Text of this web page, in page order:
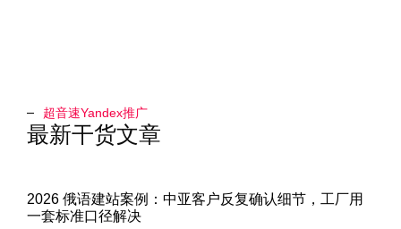
超音速Yandex推广​
最新干货文章
2026 俄语建站案例：中亚客户反复确认细节，工厂用
一套标准口径解决